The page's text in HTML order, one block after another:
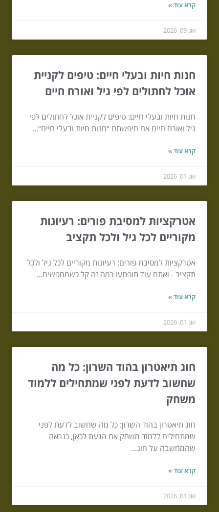
קרא עוד »
אוג 09, 2026
חנות חיות ובעלי חיים: טיפים לקניית
אוכל לחתולים לפי גיל ואורח חיים
חנות חיות ובעלי חיים: טיפים לקניית אוכל לחתולים לפי
גיל ואורח חיים אם חיפשתם ״חנות חיות ובעלי חיים״...
קרא עוד »
אוג 01, 2026
אטרקציות למסיבת פורים: רעיונות
מקוריים לכל גיל ולכל תקציב
אטרקציות למסיבת פורים: רעיונות מקוריים לכל גיל ולכל
תקציב - ואתם עוד תופתעו כמה זה קל כשמחפשים...
קרא עוד »
אוג 01, 2026
חוג תיאטרון בהוד השרון: כל מה
שחשוב לדעת לפני שמתחילים ללמוד
משחק
חוג תיאטרון בהוד השרון: כל מה שחשוב לדעת לפני
שמתחילים ללמוד משחק אם הגעת לכאן, כנראה
שהמחשבה על חוג...
קרא עוד »
אוג 01, 2026